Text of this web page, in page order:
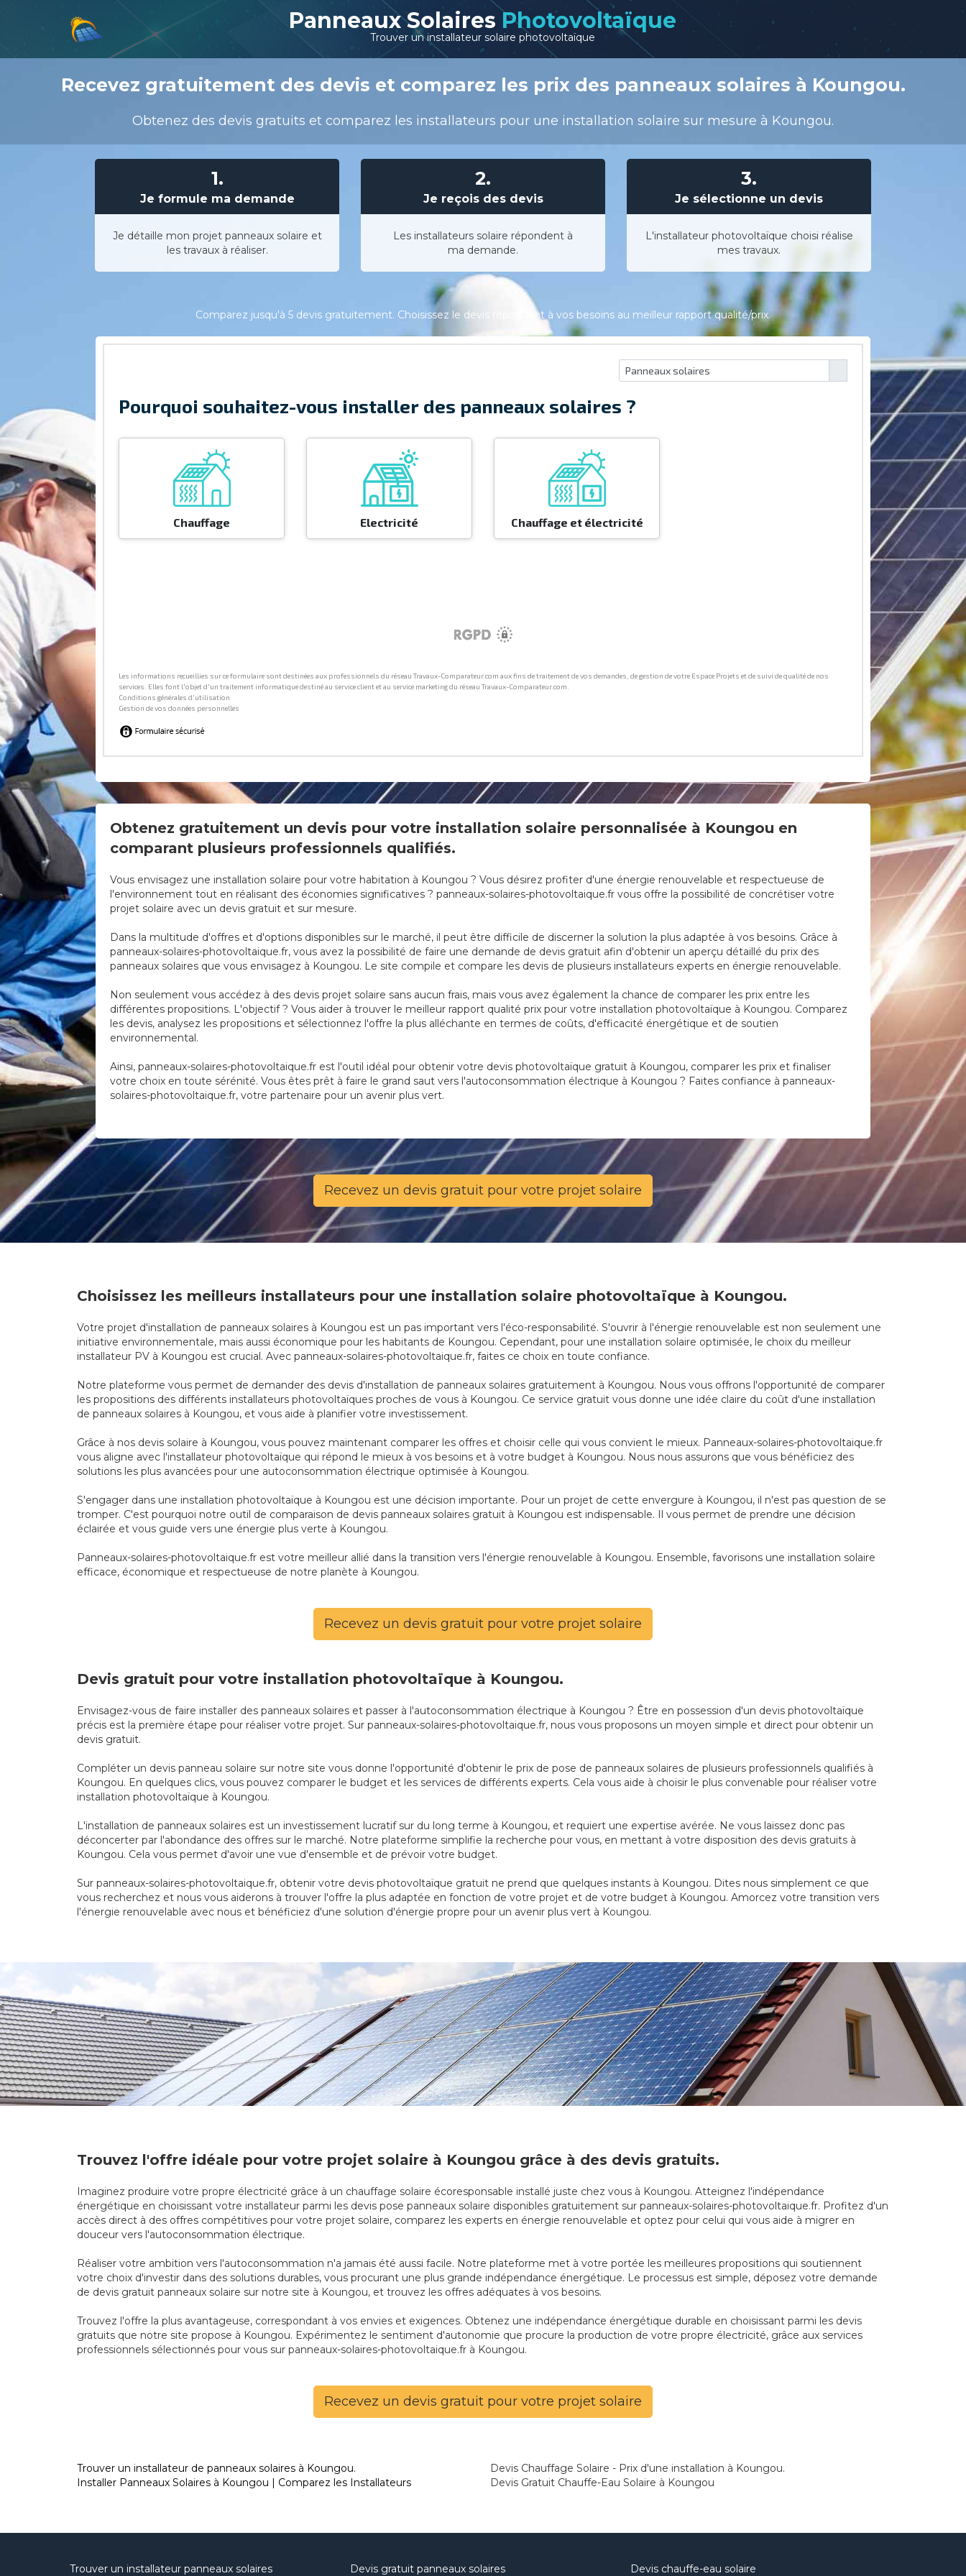
Panneaux Solaires Photovoltaïque
Trouver un installateur solaire photovoltaïque
Recevez gratuitement des devis et comparez les prix des panneaux solaires à Koungou.
Obtenez des devis gratuits et comparez les installateurs pour une installation solaire sur mesure à Koungou.
1.
Je formule ma demande
Je détaille mon projet panneaux solaire et
les travaux à réaliser.
2.
Je reçois des devis
Les installateurs solaire répondent à
ma demande.
3.
Je sélectionne un devis
L'installateur photovoltaïque choisi réalise
mes travaux.
Comparez jusqu'à 5 devis gratuitement. Choisissez le devis répondant à vos besoins au meilleur rapport qualité/prix.
Obtenez gratuitement un devis pour votre installation solaire personnalisée à Koungou en
comparant plusieurs professionnels qualifiés.
Vous envisagez une installation solaire pour votre habitation à Koungou ? Vous désirez profiter d'une énergie renouvelable et respectueuse de
l'environnement tout en réalisant des économies significatives ? panneaux-solaires-photovoltaique.fr vous offre la possibilité de concrétiser votre
projet solaire avec un devis gratuit et sur mesure.
Dans la multitude d'offres et d'options disponibles sur le marché, il peut être difficile de discerner la solution la plus adaptée à vos besoins. Grâce à
panneaux-solaires-photovoltaique.fr, vous avez la possibilité de faire une demande de devis gratuit afin d'obtenir un aperçu détaillé du prix des
panneaux solaires que vous envisagez à Koungou. Le site compile et compare les devis de plusieurs installateurs experts en énergie renouvelable.
Non seulement vous accédez à des devis projet solaire sans aucun frais, mais vous avez également la chance de comparer les prix entre les
différentes propositions. L'objectif ? Vous aider à trouver le meilleur rapport qualité prix pour votre installation photovoltaïque à Koungou. Comparez
les devis, analysez les propositions et sélectionnez l'offre la plus alléchante en termes de coûts, d'efficacité énergétique et de soutien
environnemental.
Ainsi, panneaux-solaires-photovoltaique.fr est l'outil idéal pour obtenir votre devis photovoltaïque gratuit à Koungou, comparer les prix et finaliser
votre choix en toute sérénité. Vous êtes prêt à faire le grand saut vers l'autoconsommation électrique à Koungou ? Faites confiance à panneaux-
solaires-photovoltaique.fr, votre partenaire pour un avenir plus vert.
Recevez un devis gratuit pour votre projet solaire
Choisissez les meilleurs installateurs pour une installation solaire photovoltaïque à Koungou.
Votre projet d'installation de panneaux solaires à Koungou est un pas important vers l'éco-responsabilité. S'ouvrir à l'énergie renouvelable est non seulement une
initiative environnementale, mais aussi économique pour les habitants de Koungou. Cependant, pour une installation solaire optimisée, le choix du meilleur
installateur PV à Koungou est crucial. Avec panneaux-solaires-photovoltaique.fr, faites ce choix en toute confiance.
Notre plateforme vous permet de demander des devis d'installation de panneaux solaires gratuitement à Koungou. Nous vous offrons l'opportunité de comparer
les propositions des différents installateurs photovoltaïques proches de vous à Koungou. Ce service gratuit vous donne une idée claire du coût d'une installation
de panneaux solaires à Koungou, et vous aide à planifier votre investissement.
Grâce à nos devis solaire à Koungou, vous pouvez maintenant comparer les offres et choisir celle qui vous convient le mieux. Panneaux-solaires-photovoltaique.fr
vous aligne avec l'installateur photovoltaïque qui répond le mieux à vos besoins et à votre budget à Koungou. Nous nous assurons que vous bénéficiez des
solutions les plus avancées pour une autoconsommation électrique optimisée à Koungou.
S'engager dans une installation photovoltaïque à Koungou est une décision importante. Pour un projet de cette envergure à Koungou, il n'est pas question de se
tromper. C'est pourquoi notre outil de comparaison de devis panneaux solaires gratuit à Koungou est indispensable. Il vous permet de prendre une décision
éclairée et vous guide vers une énergie plus verte à Koungou.
Panneaux-solaires-photovoltaique.fr est votre meilleur allié dans la transition vers l'énergie renouvelable à Koungou. Ensemble, favorisons une installation solaire
efficace, économique et respectueuse de notre planète à Koungou.
Recevez un devis gratuit pour votre projet solaire
Devis gratuit pour votre installation photovoltaïque à Koungou.
Envisagez-vous de faire installer des panneaux solaires et passer à l'autoconsommation électrique à Koungou ? Être en possession d'un devis photovoltaïque
précis est la première étape pour réaliser votre projet. Sur panneaux-solaires-photovoltaique.fr, nous vous proposons un moyen simple et direct pour obtenir un
devis gratuit.
Compléter un devis panneau solaire sur notre site vous donne l'opportunité d'obtenir le prix de pose de panneaux solaires de plusieurs professionnels qualifiés à
Koungou. En quelques clics, vous pouvez comparer le budget et les services de différents experts. Cela vous aide à choisir le plus convenable pour réaliser votre
installation photovoltaïque à Koungou.
L'installation de panneaux solaires est un investissement lucratif sur du long terme à Koungou, et requiert une expertise avérée. Ne vous laissez donc pas
déconcerter par l'abondance des offres sur le marché. Notre plateforme simplifie la recherche pour vous, en mettant à votre disposition des devis gratuits à
Koungou. Cela vous permet d'avoir une vue d'ensemble et de prévoir votre budget.
Sur panneaux-solaires-photovoltaique.fr, obtenir votre devis photovoltaïque gratuit ne prend que quelques instants à Koungou. Dites nous simplement ce que
vous recherchez et nous vous aiderons à trouver l'offre la plus adaptée en fonction de votre projet et de votre budget à Koungou. Amorcez votre transition vers
l'énergie renouvelable avec nous et bénéficiez d'une solution d'énergie propre pour un avenir plus vert à Koungou.
Trouvez l'offre idéale pour votre projet solaire à Koungou grâce à des devis gratuits.
Imaginez produire votre propre électricité grâce à un chauffage solaire écoresponsable installé juste chez vous à Koungou. Atteignez l'indépendance
énergétique en choisissant votre installateur parmi les devis pose panneaux solaire disponibles gratuitement sur panneaux-solaires-photovoltaique.fr. Profitez d'un
accès direct à des offres compétitives pour votre projet solaire, comparez les experts en énergie renouvelable et optez pour celui qui vous aide à migrer en
douceur vers l'autoconsommation électrique.
Réaliser votre ambition vers l'autoconsommation n'a jamais été aussi facile. Notre plateforme met à votre portée les meilleures propositions qui soutiennent
votre choix d'investir dans des solutions durables, vous procurant une plus grande indépendance énergétique. Le processus est simple, déposez votre demande
de devis gratuit panneaux solaire sur notre site à Koungou, et trouvez les offres adéquates à vos besoins.
Trouvez l'offre la plus avantageuse, correspondant à vos envies et exigences. Obtenez une indépendance énergétique durable en choisissant parmi les devis
gratuits que notre site propose à Koungou. Expérimentez le sentiment d'autonomie que procure la production de votre propre électricité, grâce aux services
professionnels sélectionnés pour vous sur panneaux-solaires-photovoltaique.fr à Koungou.
Recevez un devis gratuit pour votre projet solaire
Trouver un installateur de panneaux solaires à Koungou.
Installer Panneaux Solaires à Koungou | Comparez les Installateurs
Devis Chauffage Solaire - Prix d'une installation à Koungou.
Devis Gratuit Chauffe-Eau Solaire à Koungou
Trouver un installateur panneaux solaires Devis gratuit panneaux solaires Devis chauffe-eau solaire